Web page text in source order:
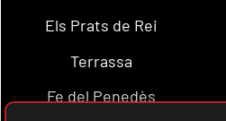
Els Prats de Rei
Terrassa
Fe del Penedès